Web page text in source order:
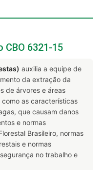
CBO 6321-15
auxilia a equipe de
da extração da
de árvores e áreas
as características
que causam danos
e normas
Brasileiro, normas
e normas
no trabalho e